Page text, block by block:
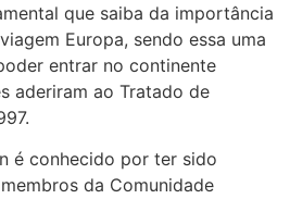
que saiba da importância
Europa, sendo essa uma
entrar no continente
aderiram ao Tratado de
é conhecido por ter sido
da Comunidade